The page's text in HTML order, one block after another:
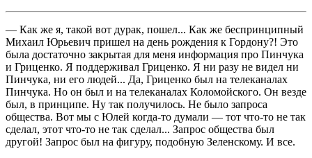
— Как же я, такой вот дурак, пошел... Как же беспринципный
Михаил Юрьевич пришел на день рождения к Гордону?! Это
была достаточно закрытая для меня информация про Пинчука
и Гриценко. Я поддерживал Гриценко. Я ни разу не видел ни
Пинчука, ни его людей... Да, Гриценко был на телеканалах
Пинчука. Но он был и на телеканалах Коломойского. Он везде
был, в принципе. Ну так получилось. Не было запроса
общества. Вот мы с Юлей когда-то думали — тот что-то не так
сделал, этот что-то не так сделал... Запрос общества был
другой! Запрос был на фигуру, подобную Зеленскому. И все.